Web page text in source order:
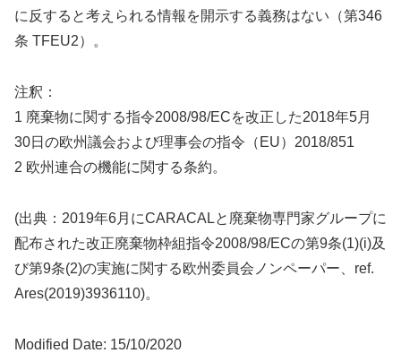
に反すると考えられる情報を開示する義務はない（第346
条 TFEU2）。
注釈：
1 廃棄物に関する指令2008/98/ECを改正した2018年5月
30日の欧州議会および理事会の指令（EU）2018/851
2 欧州連合の機能に関する条約。
(出典：2019年6月にCARACALと廃棄物専門家グループに
配布された改正廃棄物枠組指令2008/98/ECの第9条(1)(i)及
び第9条(2)の実施に関する欧州委員会ノンペーパー、ref.
Ares(2019)3936110)。
Modified Date: 15/10/2020